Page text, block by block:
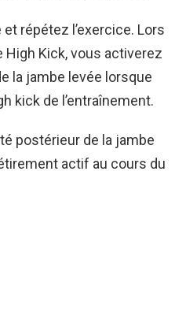
répétez l’exercice. Lors
High Kick, vous activerez
la jambe levée lorsque
kick de l’entraînement.
postérieur de la jambe
actif au cours du